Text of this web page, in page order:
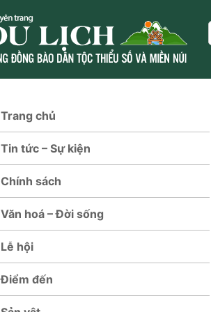
Trang chủ
Tin tức – Sự kiện
Chính sách
Văn hoá – Đời sống
Lễ hội
Điểm đến